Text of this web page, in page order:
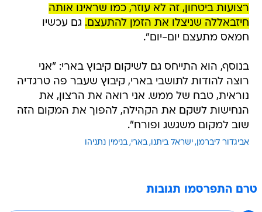
רצועות ביטחון, זה לא עוזר, כמו שראינו אותה
חיזבאללה שניצלו את הזמן להתעצם. גם עכשיו
חמאס מתעצם יום-יום".
בנוסף, הוא התייחס גם לשיקום קיבוץ בארי: "אני
רוצה להודות לתושבי בארי, קיבוץ שעבר פה טרגדיה
נוראית, טבח של ממש. אני רואה את הרצון, את
הנחישות לשקם את הקהילה, להפוך את המקום הזה
שוב למקום משגשג ופורח".
אביגדור ליברמן ישראל ביתנו בארי בנימין נתניהו
טרם התפרסמו תגובות